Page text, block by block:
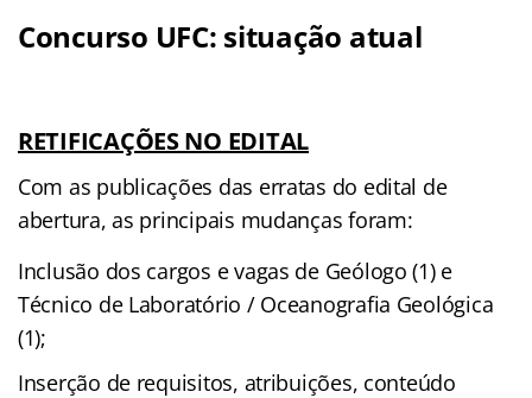
Concurso UFC: situação atual
RETIFICAÇÕES NO EDITAL
Com as publicações das erratas do edital de
abertura, as principais mudanças foram:
Inclusão dos cargos e vagas de Geólogo (1) e
Técnico de Laboratório / Oceanografia Geológica
(1);
Inserção de requisitos, atribuições, conteúdo